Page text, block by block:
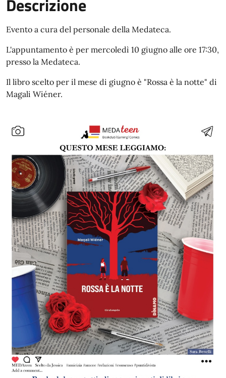
Descrizione
Evento a cura del personale della Medateca.
L'appuntamento è per mercoledì 10 giugno alle ore 17:30,
presso la Medateca.
Il libro scelto per il mese di giugno è "Rossa è la notte" di
Magali Wiéner.